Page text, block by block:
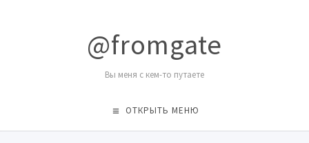
@fromgate
Вы меня с кем-то путаете
ОТКРЫТЬ МЕНЮ